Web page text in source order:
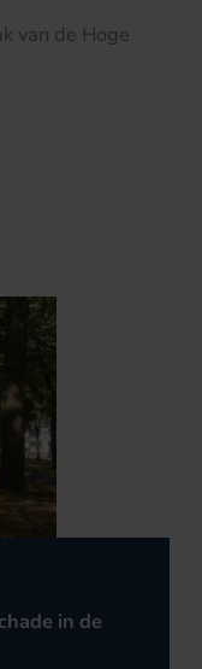
van de Hoge
in de